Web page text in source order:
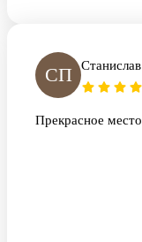
СП
Прекрасное